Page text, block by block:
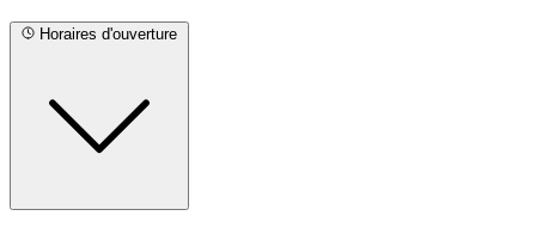
Bus - Centre
Horaires d'ouverture